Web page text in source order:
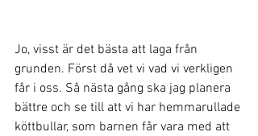
Jo, visst är det bästa att laga från
grunden. Först då vet vi vad vi verkligen
får i oss. Så nästa gång ska jag planera
bättre och se till att vi har hemmarullade
köttbullar, som barnen får vara med att